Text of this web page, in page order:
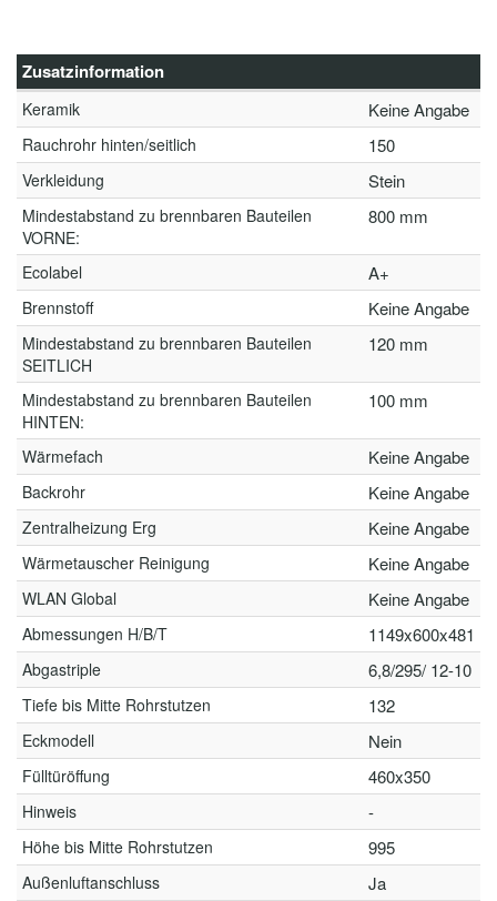
Zusatzinformation
Keramik Keine Angabe
Rauchrohr hinten/seitlich 150
Verkleidung Stein
Mindestabstand zu brennbaren Bauteilen
VORNE:
800 mm
Ecolabel A+
Brennstoff Keine Angabe
Mindestabstand zu brennbaren Bauteilen
SEITLICH
120 mm
Mindestabstand zu brennbaren Bauteilen
HINTEN:
100 mm
Wärmefach Keine Angabe
Backrohr Keine Angabe
Zentralheizung Erg Keine Angabe
Wärmetauscher Reinigung Keine Angabe
WLAN Global Keine Angabe
Abmessungen H/B/T 1149x600x481
Abgastriple 6,8/295/ 12-10
Tiefe bis Mitte Rohrstutzen 132
Eckmodell Nein
Fülltüröffung 460x350
Hinweis -
Höhe bis Mitte Rohrstutzen 995
Außenluftanschluss Ja